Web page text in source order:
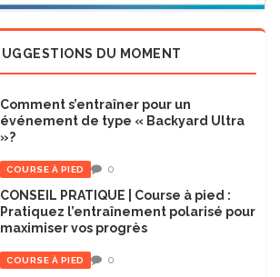
DU MOMENT
Comment s’entraîner pour un
événement de type « Backyard Ultra
»?
COURSE À PIED 0
CONSEIL PRATIQUE | Course à pied :
Pratiquez l’entraînement polarisé pour
maximiser vos progrès
COURSE À PIED 0